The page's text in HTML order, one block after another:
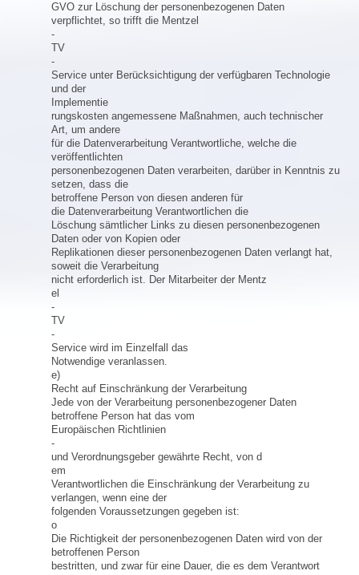
GVO zur Löschung der personenbezogenen Daten
verpflichtet, so trifft die Mentzel
-
TV
-
Service unter Berücksichtigung der verfügbaren Technologie
und der
Implementie
rungskosten angemessene Maßnahmen, auch technischer
Art, um andere
für die Datenverarbeitung Verantwortliche, welche die
veröffentlichten
personenbezogenen Daten verarbeiten, darüber in Kenntnis zu
setzen, dass die
betroffene Person von diesen anderen für
die Datenverarbeitung Verantwortlichen die
Löschung sämtlicher Links zu diesen personenbezogenen
Daten oder von Kopien oder
Replikationen dieser personenbezogenen Daten verlangt hat,
soweit die Verarbeitung
nicht erforderlich ist. Der Mitarbeiter der Mentz
el
-
TV
-
Service wird im Einzelfall das
Notwendige veranlassen.
e)
Recht auf Einschränkung der Verarbeitung
Jede von der Verarbeitung personenbezogener Daten
betroffene Person hat das vom
Europäischen Richtlinien
-
und Verordnungsgeber gewährte Recht, von d
em
Verantwortlichen die Einschränkung der Verarbeitung zu
verlangen, wenn eine der
folgenden Voraussetzungen gegeben ist:
o
Die Richtigkeit der personenbezogenen Daten wird von der
betroffenen Person
bestritten, und zwar für eine Dauer, die es dem Verantwort